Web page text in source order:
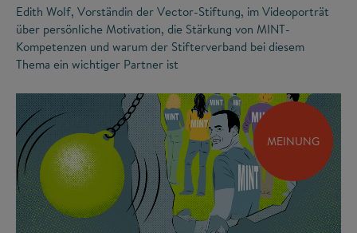
Edith Wolf, Vorständin der Vector-Stiftung, im Videoporträt
über persönliche Motivation, die Stärkung von MINT-
Kompetenzen und warum der Stifterverband bei diesem
Thema ein wichtiger Partner ist
MEINUNG